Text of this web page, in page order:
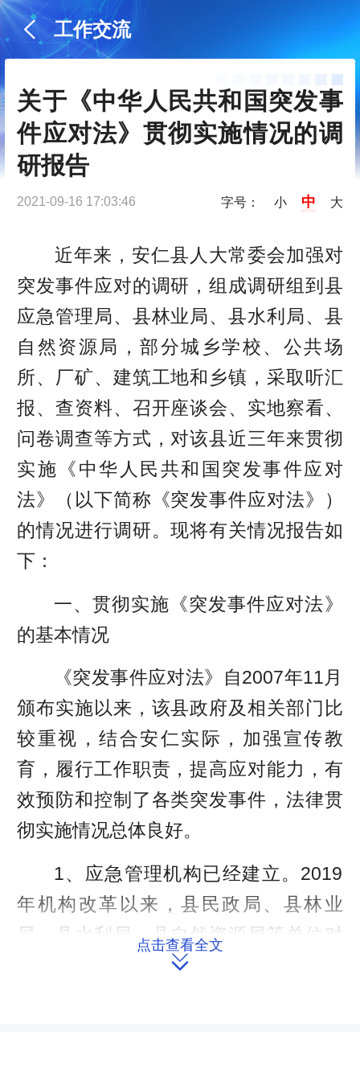
工作交流
关于《中华人民共和国突发事
件应对法》贯彻实施情况的调
研报告
2021-09-16 17:03:46 字号： 小 中 大
近年来，安仁县人大常委会加强对
突发事件应对的调研，组成调研组到县
应急管理局、县林业局、县水利局、县
自然资源局，部分城乡学校、公共场
所、厂矿、建筑工地和乡镇，采取听汇
报、查资料、召开座谈会、实地察看、
问卷调查等方式，对该县近三年来贯彻
实施《中华人民共和国突发事件应对
法》（以下简称《突发事件应对法》）
的情况进行调研。现将有关情况报告如
下：
一、贯彻实施《突发事件应对法》
的基本情况
《突发事件应对法》自2007年11月
颁布实施以来，该县政府及相关部门比
较重视，结合安仁实际，加强宣传教
育，履行工作职责，提高应对能力，有
效预防和控制了各类突发事件，法律贯
彻实施情况总体良好。
1、应急管理机构已经建立。2019
年机构改革以来，县民政局、县林业
局、县水利局、县自然资源局等单位对
涉及应急管理工作的职能职责逐步转隶
点击查看全文
